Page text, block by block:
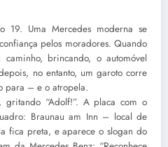
19. Uma Mercedes moderna se
pelos moradores. Quando
caminho, brincando, o automóvel
no entanto, um garoto corre
para – e o atropela.
“Adolf!”. A placa com o
Braunau am Inn – local de
fica preta, e aparece o slogan do